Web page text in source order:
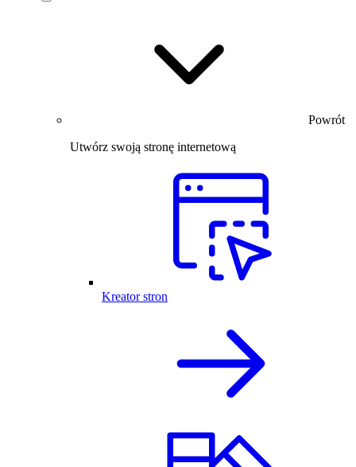
Powrót
Utwórz swoją stronę internetową
Kreator stron